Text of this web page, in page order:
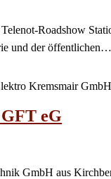
Roadshow
und der öffentlichen…
Kremsmair
eG
GmbH aus